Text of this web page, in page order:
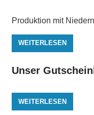
Produktion mit
WEITERLESEN
Unser
WEITERLESEN